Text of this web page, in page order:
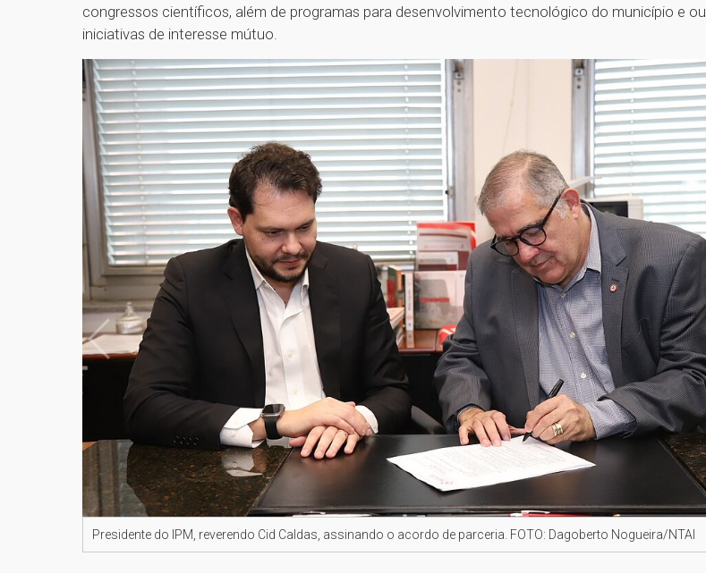
congressos científicos, além de programas para desenvolvimento tecnológico do município e
iniciativas de interesse mútuo.
Presidente do IPM, reverendo Cid Caldas, assinando o acordo de parceria. FOTO: Dagoberto Nogueira/NTAI